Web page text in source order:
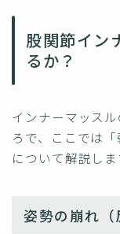
股関節イン
るか？
インナーマッス
ろで、ここでは
について解説しま
姿勢の崩れ（